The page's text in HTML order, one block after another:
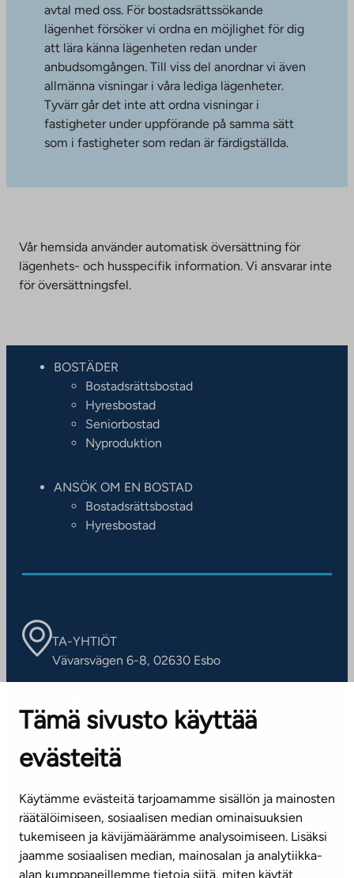
Tämä sivusto käyttää
evästeitä
Käytämme evästeitä tarjoamamme sisällön ja mainosten
räätälöimiseen, sosiaalisen median ominaisuuksien
tukemiseen ja kävijämäärämme analysoimiseen. Lisäksi
jaamme sosiaalisen median, mainosalan ja analytiikka-
alan kumppaneillemme tietoja siitä, miten käytät
avtal med oss. För bostadsrättssökande
lägenhet försöker vi ordna en möjlighet för dig
att lära känna lägenheten redan under
anbudsomgången. Till viss del anordnar vi även
allmänna visningar i våra lediga lägenheter.
Tyvärr går det inte att ordna visningar i
fastigheter under uppförande på samma sätt
som i fastigheter som redan är färdigställda.
Vår hemsida använder automatisk översättning för
lägenhets- och husspecifik information. Vi ansvarar inte
för översättningsfel.
BOSTÄDER
Bostadsrättsbostad
Hyresbostad
Seniorbostad
Nyproduktion
ANSÖK OM EN BOSTAD
Bostadsrättsbostad
Hyresbostad
TA-YHTIÖT
Vävarsvägen 6-8, 02630 Esbo
Kontaktinformation
KUNDSERVICE
(vardagar kl. 8–16)
info@ta.fi